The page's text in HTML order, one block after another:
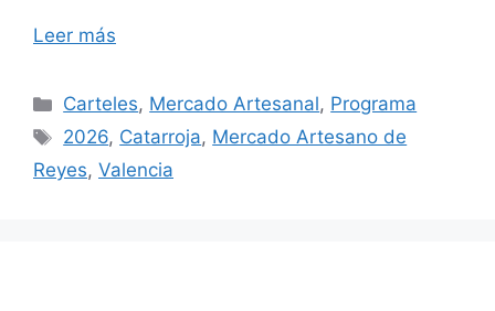
Leer más
Categorías
Carteles, Mercado Artesanal, Programa
Etiquetas
2026, Catarroja, Mercado Artesano de
Reyes, Valencia